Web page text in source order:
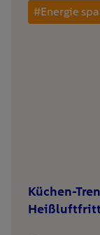
#Energie
Küchen-